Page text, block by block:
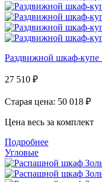
Раздвижной шкаф-купе
27 510 ₽
Старая цена: 50 018 ₽
Цена весь за комплект
Подробнее
Угловые